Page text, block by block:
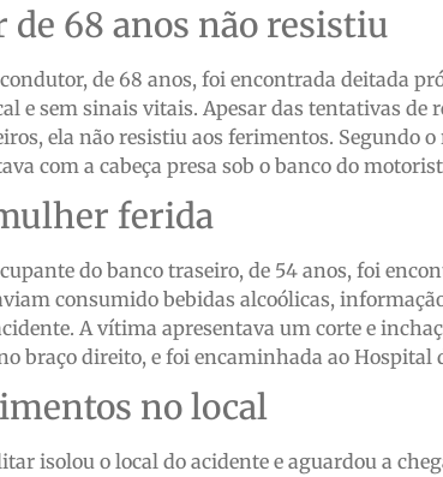
68 anos não resistiu
condutor, de 68 anos, foi encontrada deitada
e sem sinais vitais. Apesar das tentativas
ela não resistiu aos ferimentos. Segundo
com a cabeça presa sob o banco do
ferida
do banco traseiro, de 54 anos, foi
consumido bebidas alcoólicas,
A vítima apresentava um corte e
braço direito, e foi encaminhada ao
no local
isolou o local do acidente e aguardou a